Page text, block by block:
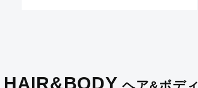
HAIR&BODY ヘア&ボディ